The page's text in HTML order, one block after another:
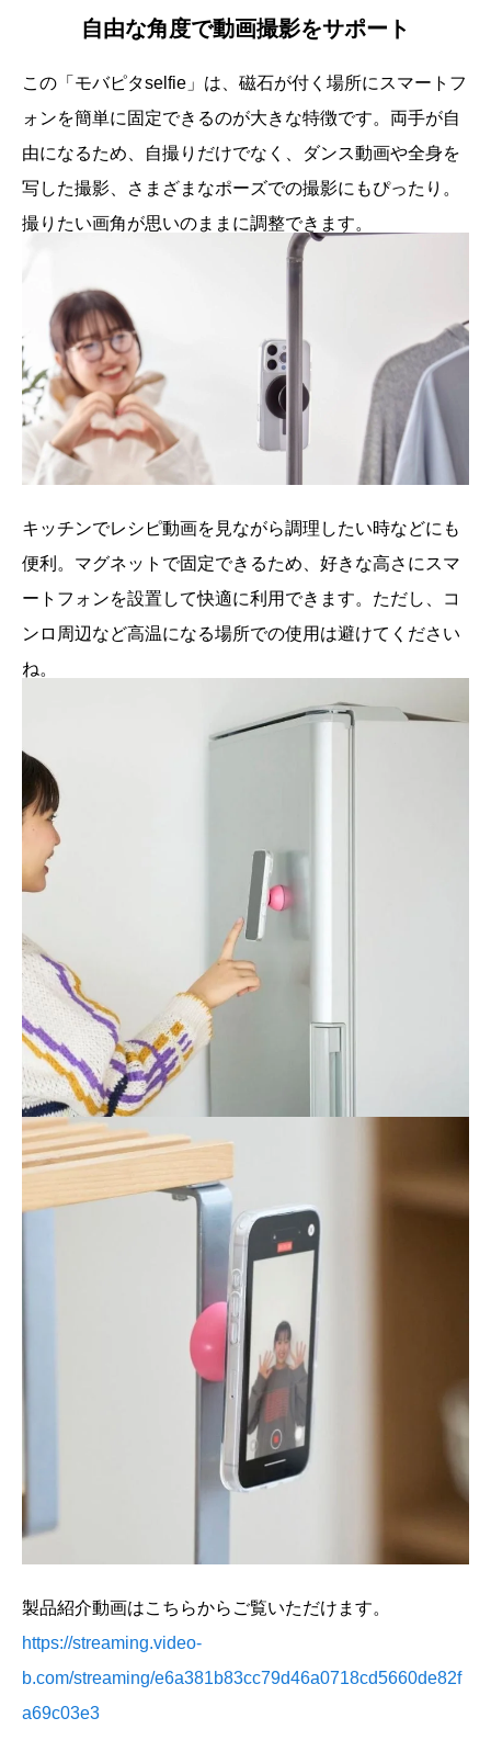
自由な角度で動画撮影をサポート
この「モバピタselfie」は、磁石が付く場所にスマートフ
ォンを簡単に固定できるのが大きな特徴です。両手が自
由になるため、自撮りだけでなく、ダンス動画や全身を
写した撮影、さまざまなポーズでの撮影にもぴったり。
撮りたい画角が思いのままに調整できます。
キッチンでレシピ動画を見ながら調理したい時などにも
便利。マグネットで固定できるため、好きな高さにスマ
ートフォンを設置して快適に利用できます。ただし、コ
ンロ周辺など高温になる場所での使用は避けてください
ね。
製品紹介動画はこちらからご覧いただけます。
https://streaming.video-
b.com/streaming/e6a381b83cc79d46a0718cd5660de82f
a69c03e3